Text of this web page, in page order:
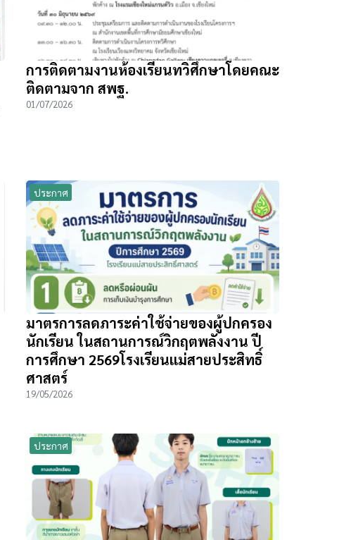
การติดตามงานห้องเรียนทวิศึกษาโดยคณะ
ติดตามจาก สพฐ.
01/07/2026
ประกาศ
มาตรการลดภาระค่าใช้จ่ายของผู้ปกครอง
นักเรียน ในสถานการณ์วิกฤตพลังงาน ปี
การศึกษา 2569โรงเรียนแม่สายประสิทธิ์
ศาสตร์
19/05/2026
ประกาศ